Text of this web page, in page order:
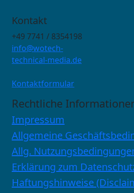
Kontakt
+49 7741 / 8354198
info@wotech-
technical-media.de
Kontaktformular
Rechtliche
Impressum
Allgemeine
Allg.
Erklärung zum
Haftungshinweise